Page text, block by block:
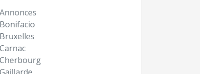
Annonces
Bonifacio
Bruxelles
Carnac
Cherbourg